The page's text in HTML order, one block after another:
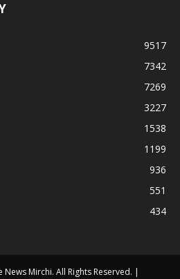
9517
7342
7269
3227
1538
1199
936
551
434
Mirchi. All Rights Reserved. |